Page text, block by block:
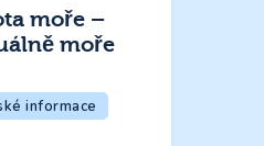
moře –
moře
informace